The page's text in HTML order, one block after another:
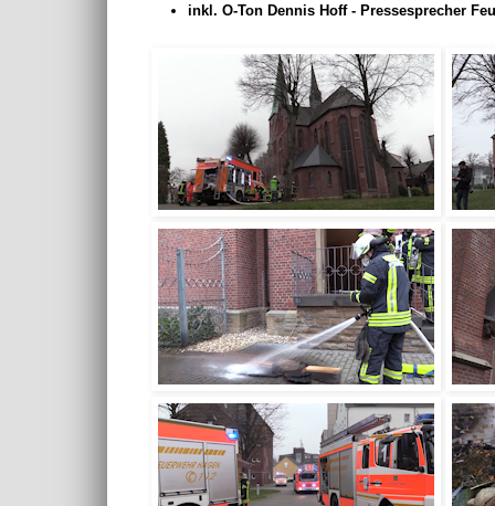
inkl. O-Ton Dennis Hoff - Pressesprecher